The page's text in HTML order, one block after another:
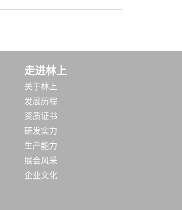
走进林上
关于林上
发展历程
资质证书
研发实力
生产能力
展会风采
企业文化